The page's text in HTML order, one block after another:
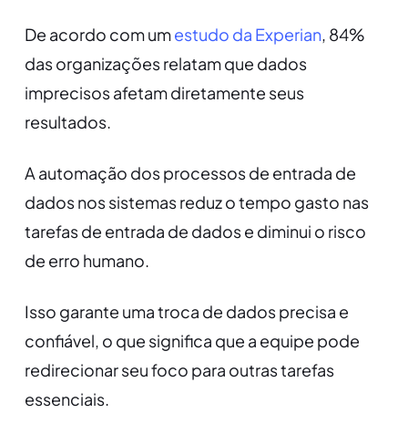
De acordo com umestudo da Experian, 84%
das organizações relatam que dados
imprecisos afetam diretamente seus
resultados.
A automação dos processos de entrada de
dados nos sistemas reduz o tempo gasto nas
tarefas de entrada de dados e diminui o risco
de erro humano.
Isso garante uma troca de dados precisa e
confiável, o que significa que a equipe pode
redirecionar seu foco para outras tarefas
essenciais.